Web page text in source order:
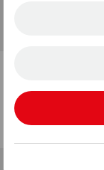
Sada kabelových
varianta
461,01 Kč
(vč. DPH)